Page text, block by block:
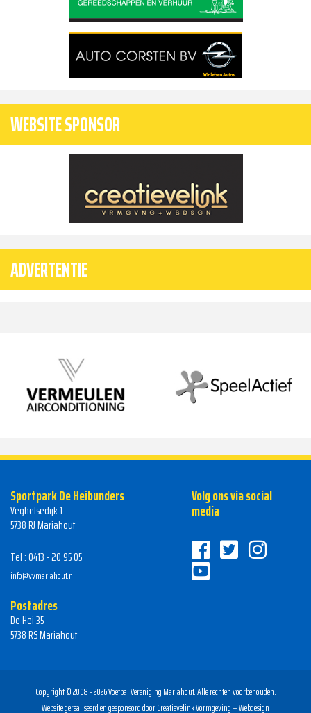
WEBSITE SPONSOR
ADVERTENTIE
Sportpark De Heibunders
Veghelsedijk 1
5738 RJ Mariahout
Tel : 0413 - 20 95 05
info@vvmariahout.nl
Postadres
De Hei 35
5738 RS Mariahout
Volg ons via social
media
Copyright © 2008 - 2026 Voetbal Vereniging Mariahout. Alle rechten voorbehouden.
Website gerealiseerd en gesponsord doorCreatievelink Vormgeving + Webdesign